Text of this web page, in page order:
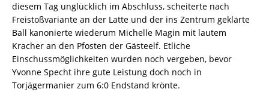
diesem Tag unglücklich im Abschluss, scheiterte nach
Freistoßvariante an der Latte und der ins Zentrum geklärte
Ball kanonierte wiederum Michelle Magin mit lautem
Kracher an den Pfosten der Gästeelf. Etliche
Einschussmöglichkeiten wurden noch vergeben, bevor
Yvonne Specht ihre gute Leistung doch noch in
Torjägermanier zum 6:0 Endstand krönte.